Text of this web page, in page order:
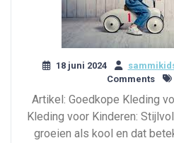
18 juni 2024
Comments
Artikel: Goedkope Kleding
Kleding voor Kinderen:
groeien als kool en dat